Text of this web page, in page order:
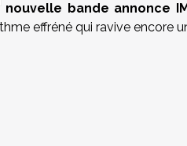
nouvelle bande annonce
effréné qui ravive encore